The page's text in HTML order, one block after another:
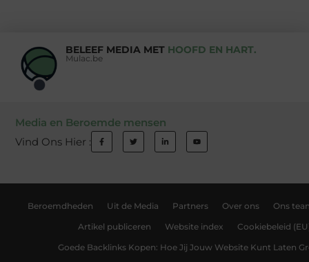
BELEEF MEDIA MET HOOFD EN HART.
Mulac.be
Media en Beroemde mensen
Vind Ons Hier :
Beroemdheden Uit de Media Partners Over ons Ons
Artikel publiceren Website index Cookiebeleid
Goede Backlinks Kopen: Hoe Jij Jouw Website Kunt Laten